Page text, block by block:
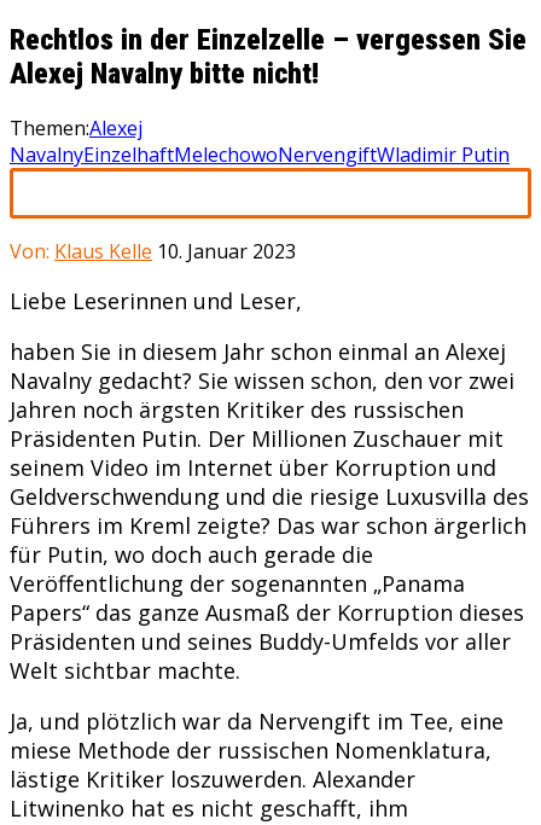
Rechtlos in der Einzelzelle – vergessen Sie
Alexej Navalny bitte nicht!
Themen:Alexej
NavalnyEinzelhaftMelechowoNervengiftWladimir Putin
Von: Klaus Kelle 10. Januar 2023
Liebe Leserinnen und Leser,
haben Sie in diesem Jahr schon einmal an Alexej
Navalny gedacht? Sie wissen schon, den vor zwei
Jahren noch ärgsten Kritiker des russischen
Präsidenten Putin. Der Millionen Zuschauer mit
seinem Video im Internet über Korruption und
Geldverschwendung und die riesige Luxusvilla des
Führers im Kreml zeigte? Das war schon ärgerlich
für Putin, wo doch auch gerade die
Veröffentlichung der sogenannten „Panama
Papers“ das ganze Ausmaß der Korruption dieses
Präsidenten und seines Buddy-Umfelds vor aller
Welt sichtbar machte.
Ja, und plötzlich war da Nervengift im Tee, eine
miese Methode der russischen Nomenklatura,
lästige Kritiker loszuwerden. Alexander
Litwinenko hat es nicht geschafft, ihm